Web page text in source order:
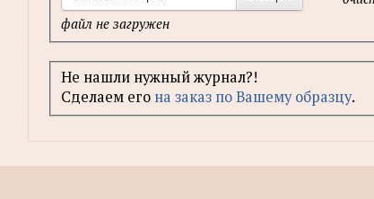
файл не загружен
Не нашли нужный журнал?!
Cделаем его на заказ по Вашему образцу.